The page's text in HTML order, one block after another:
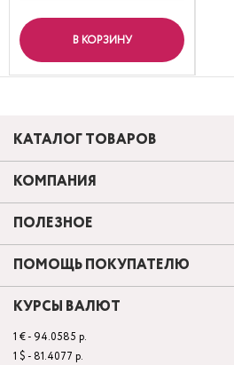
В КОРЗИНУ
КАТАЛОГ ТОВАРОВ
КОМПАНИЯ
ПОЛЕЗНОЕ
ПОМОЩЬ ПОКУПАТЕЛЮ
КУРСЫ ВАЛЮТ
1 € - 94.0585 р.
1 $ - 81.4077 р.